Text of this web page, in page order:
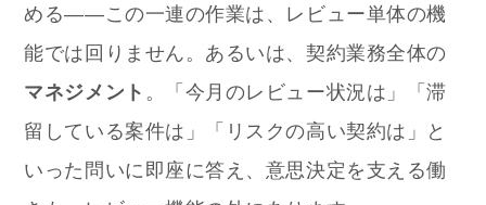
める——この一連の作業は、レビュー単体の機
能では回りません。あるいは、契約業務全体の
マネジメント 。「今月のレビュー状況は」「滞
留している案件は」「リスクの高い契約は」と
いった問いに即座に答え、意思決定を支える働